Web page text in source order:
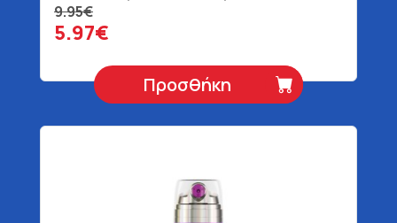
9.95€
5.97€
Προσθήκη